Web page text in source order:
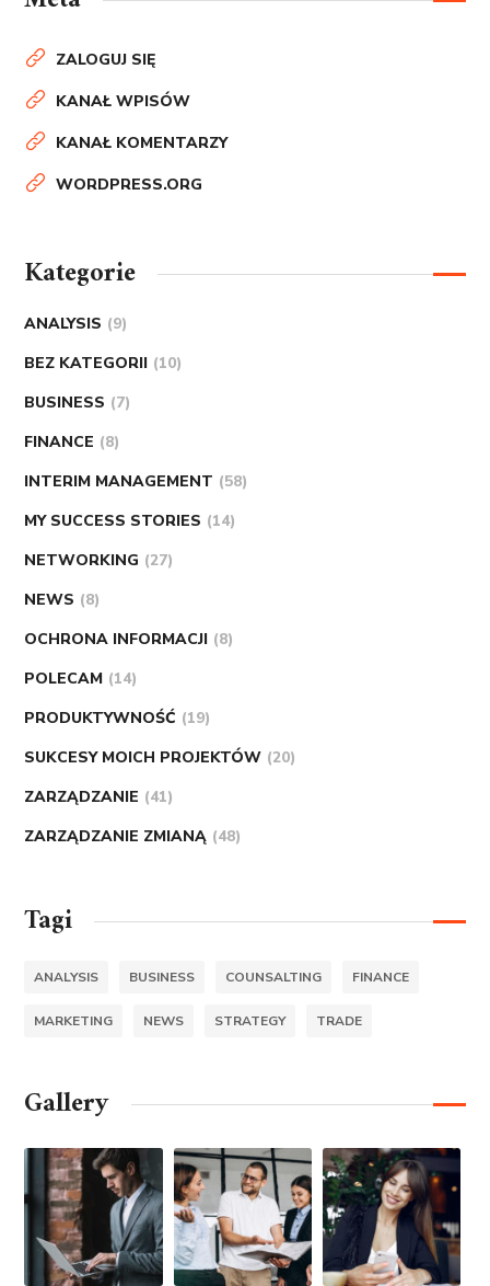
ZALOGUJ SIĘ
KANAŁ WPISÓW
KANAŁ KOMENTARZY
WORDPRESS.ORG
Kategorie
ANALYSIS (9)
BEZ KATEGORII (10)
BUSINESS (7)
FINANCE (8)
INTERIM MANAGEMENT (58)
MY SUCCESS STORIES (14)
NETWORKING (27)
NEWS (8)
OCHRONA INFORMACJI (8)
POLECAM (14)
PRODUKTYWNOŚĆ (19)
SUKCESY MOICH PROJEKTÓW (20)
ZARZĄDZANIE (41)
ZARZĄDZANIE ZMIANĄ (48)
Tagi
ANALYSIS BUSINESS COUNSALTING FINANCE
MARKETING NEWS STRATEGY TRADE
Gallery